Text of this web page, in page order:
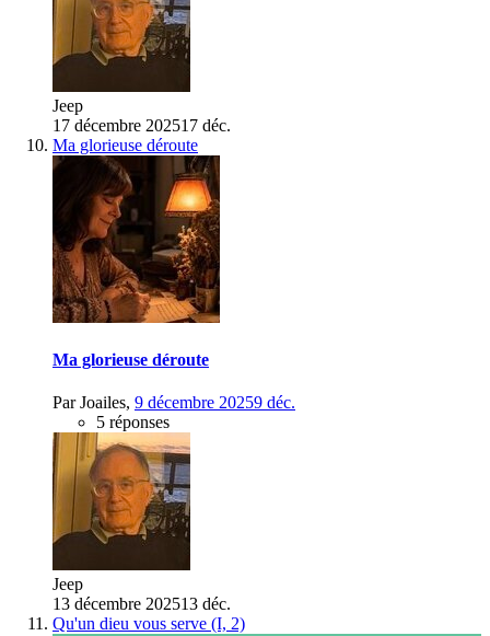
Jeep
17 décembre 202517 déc.
Ma glorieuse déroute
Ma glorieuse déroute
ParJoailes, 9 décembre 20259 déc.
5 réponses
Jeep
13 décembre 202513 déc.
Qu'un dieu vous serve (I, 2)